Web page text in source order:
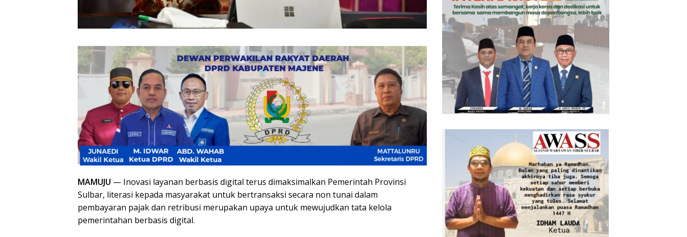
MAMUJU — Inovasi layanan berbasis digital terus dimaksimalkan Pemerintah Provinsi
Sulbar, literasi kepada masyarakat untuk bertransaksi secara non tunai dalam
pembayaran pajak dan retribusi merupakan upaya untuk mewujudkan tata kelola
pemerintahan berbasis digital.